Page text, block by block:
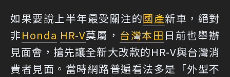
如果要說上半年最受關注的國產新車，絕對
非Honda HR-V莫屬， 台灣本田 日前也舉辦
見面會，搶先讓全新大改款的HR-V與台灣消
費者見面。當時網路普遍看法多是「外型不